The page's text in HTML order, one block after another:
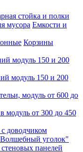
стойка и полки
Емкости и
Корзины
модуль 150 и 200
модуль 150 и 200
модуль от 600 до
от 300 до 450
доводчиком
уголок"